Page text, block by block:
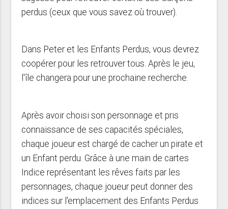
perdus (ceux que vous savez où trouver).
Dans Peter et les Enfants Perdus, vous devrez
coopérer pour les retrouver tous. Après le jeu,
l'île changera pour une prochaine recherche.
Après avoir choisi son personnage et pris
connaissance de ses capacités spéciales,
chaque joueur est chargé de cacher un pirate et
un Enfant perdu. Grâce à une main de cartes
Indice représentant les rêves faits par les
personnages, chaque joueur peut donner des
indices sur l'emplacement des Enfants Perdus